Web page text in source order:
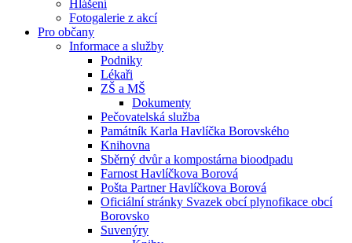
Hlášení
Fotogalerie z akcí
Pro občany
Informace a služby
Podniky
Lékaři
ZŠ a MŠ
Dokumenty
Pečovatelská služba
Památník Karla Havlíčka Borovského
Knihovna
Sběrný dvůr a kompostárna bioodpadu
Farnost Havlíčkova Borová
Pošta Partner Havlíčkova Borová
Oficiální stránky Svazek obcí plynofikace obcí
Borovsko
Suvenýry